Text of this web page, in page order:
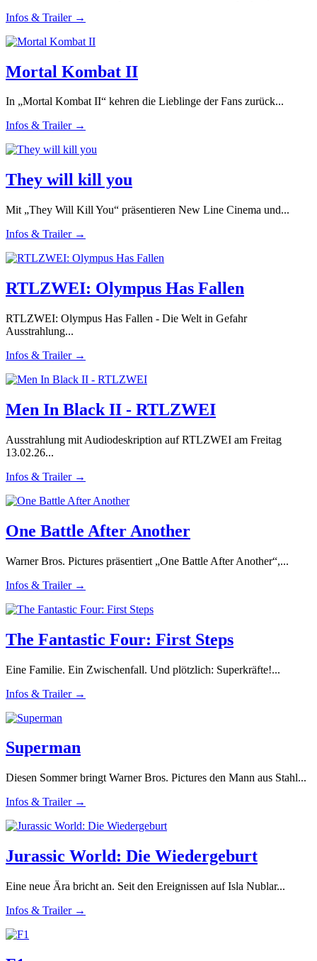
Infos & Trailer →
Mortal Kombat II
In „Mortal Kombat II“ kehren die Lieblinge der Fans zurück...
Infos & Trailer →
They will kill you
Mit „They Will Kill You“ präsentieren New Line Cinema und...
Infos & Trailer →
RTLZWEI: Olympus Has Fallen
RTLZWEI: Olympus Has Fallen - Die Welt in Gefahr
Ausstrahlung...
Infos & Trailer →
Men In Black II - RTLZWEI
Ausstrahlung mit Audiodeskription auf RTLZWEI am Freitag
13.02.26...
Infos & Trailer →
One Battle After Another
Warner Bros. Pictures präsentiert „One Battle After Another“,...
Infos & Trailer →
The Fantastic Four: First Steps
Eine Familie. Ein Zwischenfall. Und plötzlich: Superkräfte!...
Infos & Trailer →
Superman
Diesen Sommer bringt Warner Bros. Pictures den Mann aus Stahl...
Infos & Trailer →
Jurassic World: Die Wiedergeburt
Eine neue Ära bricht an. Seit den Ereignissen auf Isla Nublar...
Infos & Trailer →